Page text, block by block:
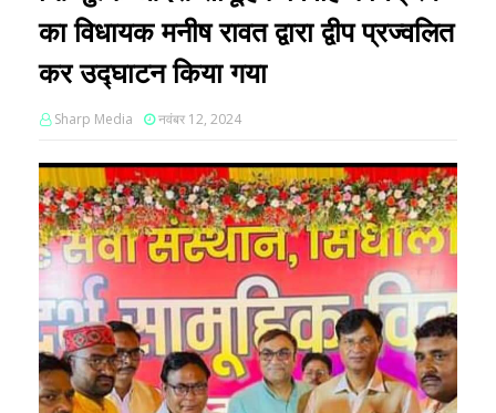
का विधायक मनीष रावत द्वारा द्वीप प्रज्वलित
कर उद्घाटन किया गया
Sharp Media नवंबर 12, 2024